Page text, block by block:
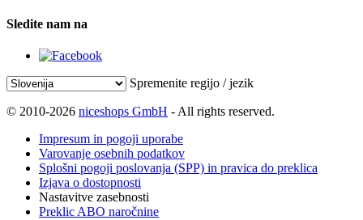
Sledite nam na
Spremenite regijo / jezik
© 2010-2026 niceshops GmbH - All rights reserved.
Impresum in pogoji uporabe
Varovanje osebnih podatkov
Splošni pogoji poslovanja (SPP) in pravica do preklica
Izjava o dostopnosti
Nastavitve zasebnosti
Preklic ABO naročnine